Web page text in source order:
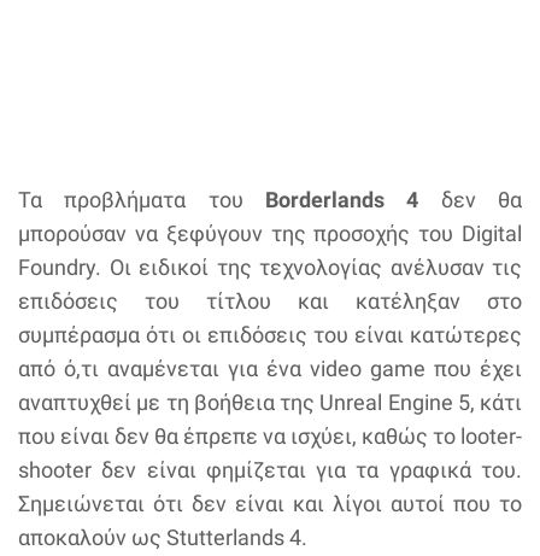
Τα προβλήματα του Borderlands 4 δεν θα
μπορούσαν να ξεφύγουν της προσοχής του Digital
Foundry. Οι ειδικοί της τεχνολογίας ανέλυσαν τις
επιδόσεις του τίτλου και κατέληξαν στο
συμπέρασμα ότι οι επιδόσεις του είναι κατώτερες
από ό,τι αναμένεται για ένα video game που έχει
αναπτυχθεί με τη βοήθεια της Unreal Engine 5, κάτι
που είναι δεν θα έπρεπε να ισχύει, καθώς το looter-
shooter δεν είναι φημίζεται για τα γραφικά του.
Σημειώνεται ότι δεν είναι και λίγοι αυτοί που το
αποκαλούν ως Stutterlands 4.